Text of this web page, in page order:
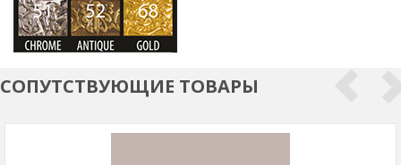
СОПУТСТВУЮЩИЕ ТОВАРЫ